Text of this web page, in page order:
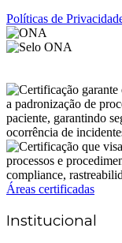
Políticas de
Áreas certificadas
Institucional